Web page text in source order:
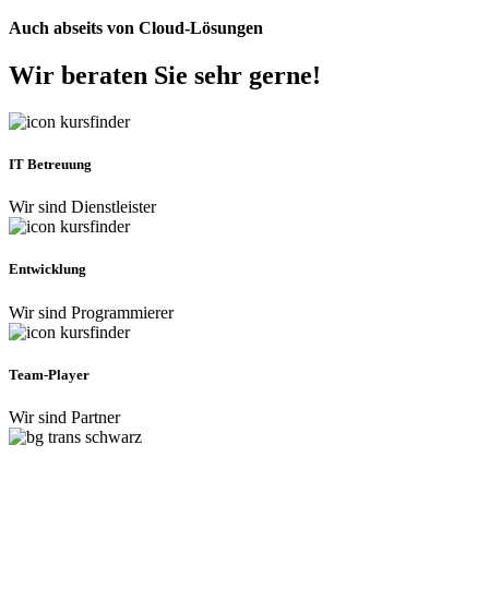
Auch abseits von Cloud-Lösungen
Wir beraten Sie sehr gerne!
IT Betreuung
Wir sind Dienstleister
Entwicklung
Wir sind Programmierer
Team-Player
Wir sind Partner